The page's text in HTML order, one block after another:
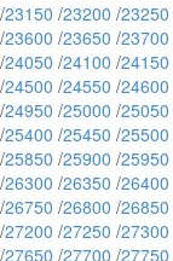
/23150 /23200 /23250
/23600 /23650 /23700
/24050 /24100 /24150
/24500 /24550 /24600
/24950 /25000 /25050
/25400 /25450 /25500
/25850 /25900 /25950
/26300 /26350 /26400
/26750 /26800 /26850
/27200 /27250 /27300
/27650 /27700 /27750